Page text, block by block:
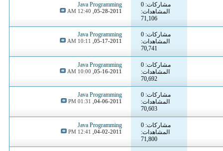
مشاركات: 0
المشاهدات:
71,106
Java Programming
05-28-2011,
12:40 AM
مشاركات: 0
المشاهدات:
70,741
Java Programming
05-17-2011,
10:11 AM
مشاركات: 0
المشاهدات:
70,692
Java Programming
05-16-2011,
10:00 AM
مشاركات: 0
المشاهدات:
70,603
Java Programming
04-06-2011,
01:31 PM
مشاركات: 0
المشاهدات:
71,800
Java Programming
04-02-2011,
12:41 PM